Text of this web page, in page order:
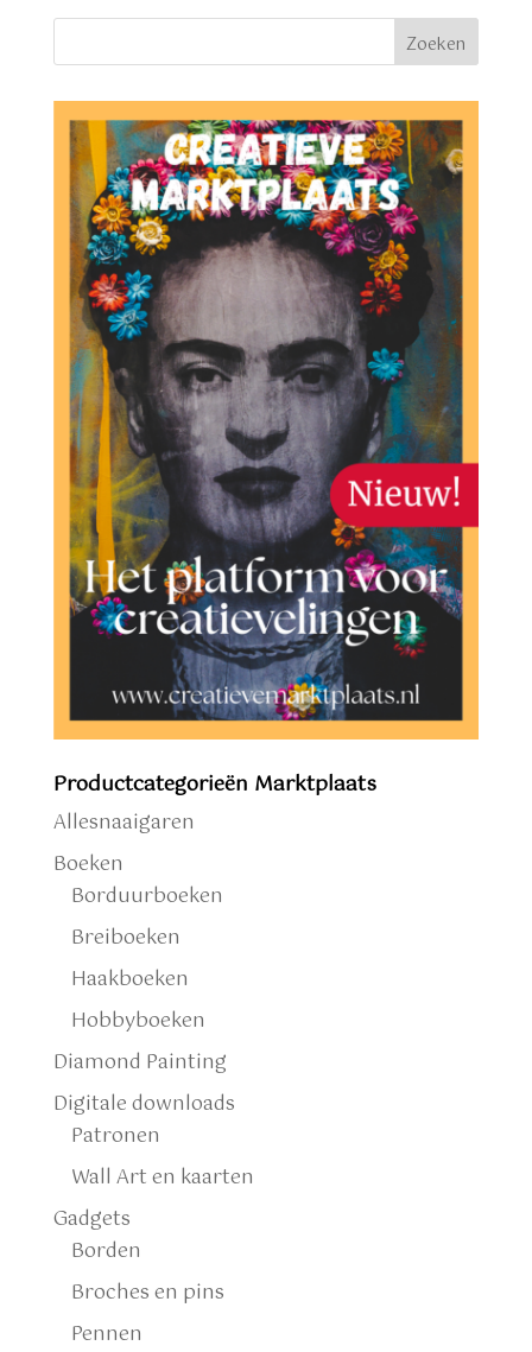
Zoeken
Productcategorieën Marktplaats
Allesnaaigaren
Boeken
Borduurboeken
Breiboeken
Haakboeken
Hobbyboeken
Diamond Painting
Digitale downloads
Patronen
Wall Art en kaarten
Gadgets
Borden
Broches en pins
Pennen